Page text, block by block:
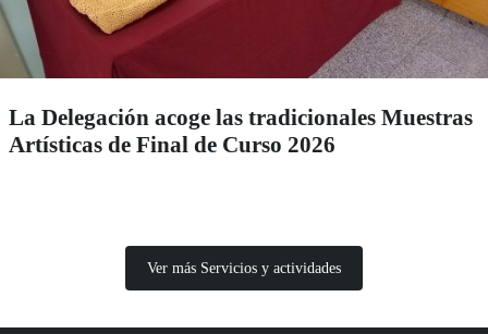
La Delegación acoge las tradicionales Muestras
Artísticas de Final de Curso 2026
Ver más Servicios y actividades